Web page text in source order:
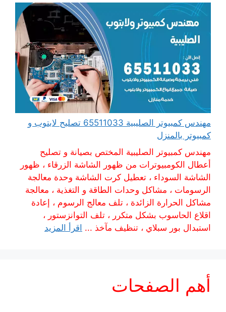
مهندس كمبيوتر الصليبية 65511033 تصليح لابتوب و
كمبيوتر بالمنزل
مهندس كمبيوتر الصليبية المختص بصيانة و تصليح
أعطال الكومبيوترات من ظهور الشاشة الزرقاء ، ظهور
الشاشة السوداء ، تعطيل كرت الشاشة وحدة معالجة
الرسومات ، مشاكل وحدات الطاقة و التغذية ، معالجة
مشاكل الحرارة الزائدة ، تلف معالج الرسوم ، إعادة
اقلاع الحاسوب بشكل متكرر ، تلف التوانزستور ،
استبدال بور سبلاي ، تنظيف مآخذ ... اقرأ المزيد
أهم الصفحات